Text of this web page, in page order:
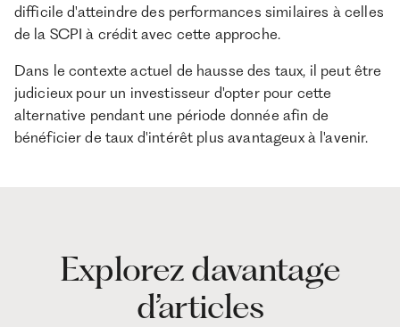
difficile d'atteindre des performances similaires à celles
de la SCPI à crédit avec cette approche.
Dans le contexte actuel de hausse des taux, il peut être
judicieux pour un investisseur d'opter pour cette
alternative pendant une période donnée afin de
bénéficier de taux d'intérêt plus avantageux à l'avenir.
Explorez davantage
d’articles